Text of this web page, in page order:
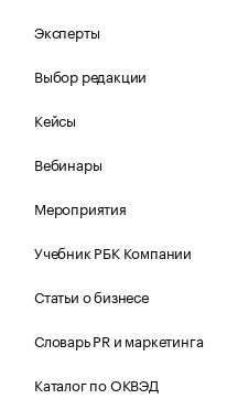
Эксперты
Выбор редакции
Кейсы
Вебинары
Мероприятия
Учебник РБК Компании
Статьи о бизнесе
Словарь PR и маркетинга
Каталог по ОКВЭД